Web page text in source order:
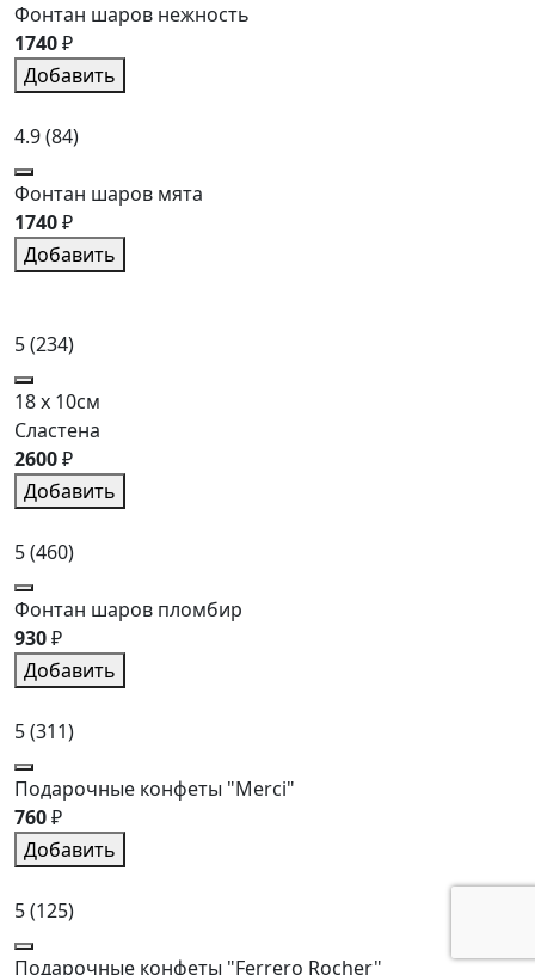
Фонтан шаров нежность
1740₽
Добавить
4.9(84)
Фонтан шаров мята
1740₽
Добавить
5(234)
18 x 10см
Сластена
2600₽
Добавить
5(460)
Фонтан шаров пломбир
930₽
Добавить
5(311)
Подарочные конфеты "Merci"
760₽
Добавить
5(125)
Подарочные конфеты "Ferrero Rocher"